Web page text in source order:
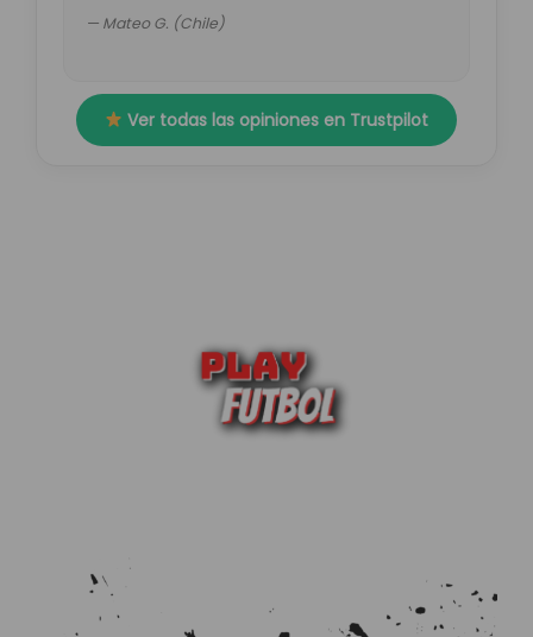
— Mateo G. (Chile)
Ver todas las opiniones en Trustpilot